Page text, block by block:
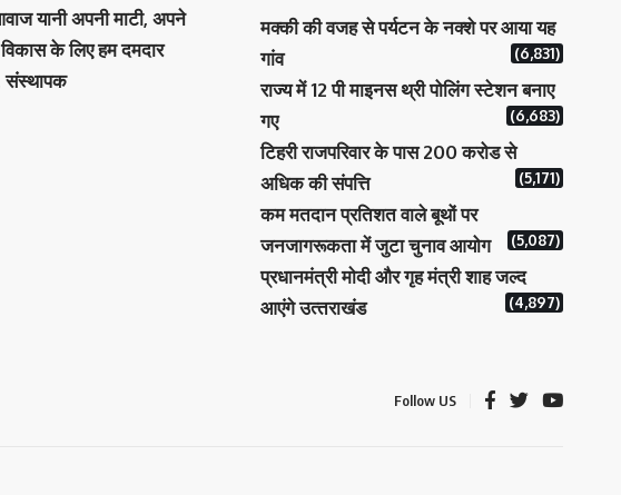
यानी अपनी माटी, अपने
के लिए हम दमदार
संस्‍थापक
मक्‍की की वजह से पर्यटन के नक्‍शे पर आया यह
गांव
(6,831)
राज्य में 12 पी माइनस थ्री पोलिंग स्टेशन बनाए
गए
(6,683)
टिहरी राजपरिवार के पास 200 करोड से
अधिक की संपत्ति
(5,171)
कम मतदान प्रतिशत वाले बूथों पर
जनजागरूकता में जुटा चुनाव आयोग
(5,087)
प्रधानमंत्री माेदी और गृह मंत्री शाह जल्‍द
आएंगे उत्‍तराखंड
(4,897)
Follow US